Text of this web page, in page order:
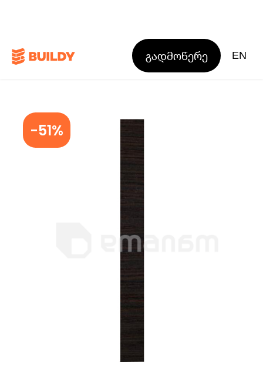
გადმოწერე EN
-51%